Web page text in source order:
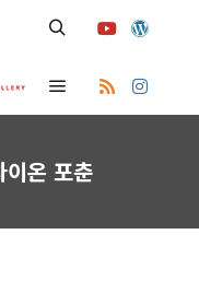
Main menu
이온 포춘